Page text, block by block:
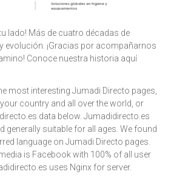
lado! Más de cuatro décadas de
evolución. ¡Gracias por acompañarnos
Conoce nuestra historia aquí
most interesting Jumadi Directo pages,
country and all over the world, or
data below. Jumadidirecto.es
generally suitable for all ages. We found
language on Jumadi Directo pages.
is Facebook with 100% of all user
uses Nginx for server.